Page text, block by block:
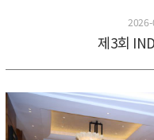
제3회